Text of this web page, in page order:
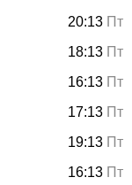
20:13 Пт
18:13 Пт
16:13 Пт
17:13 Пт
19:13 Пт
16:13 Пт